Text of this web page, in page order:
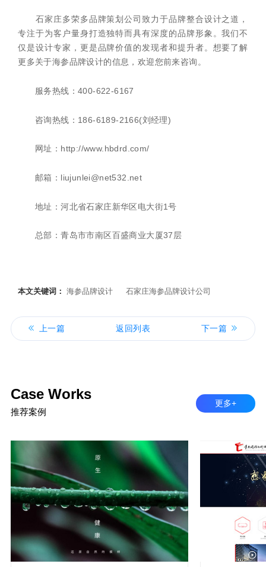
石家庄多荣多品牌策划公司致力于品牌整合设计之道，
专注于为客户量身打造独特而具有深度的品牌形象。我们不
仅是设计专家，更是品牌价值的发现者和提升者。想要了解
更多关于海参品牌设计的信息，欢迎您前来咨询。
服务热线：400-622-6167
咨询热线：186-6189-2166(刘经理)
网址：http://www.hbdrd.com/
邮箱：liujunlei@net532.net
地址：河北省石家庄新华区电大街1号
总部：青岛市市南区百盛商业大厦37层
本文关键词：海参品牌设计 石家庄海参品牌设计公司
上一篇 返回列表 下一篇
Case Works
推荐案例
更多+